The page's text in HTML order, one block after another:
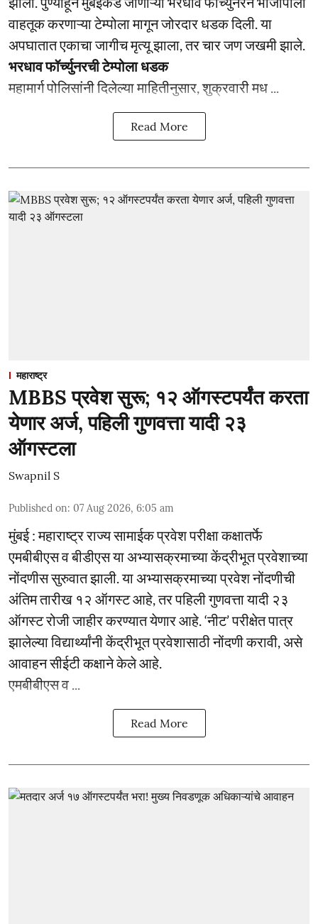
वाहतूक करणाऱ्या टेम्पोला मागून जोरदार धडक दिली. या
अपघातात एकाचा जागीच मृत्यू झाला, तर चार जण जखमी झाले.
भरधाव फॉर्च्युनरची टेम्पोला धडक
महामार्ग पोलिसांनी दिलेल्या माहितीनुसार, शुक्रवारी मध ...
Read More
महाराष्ट्र
MBBS प्रवेश सुरू; १२ ऑगस्टपर्यंत करता
येणार अर्ज, पहिली गुणवत्ता यादी २३
ऑगस्टला
Swapnil S
Published on: 07 Aug 2026, 6:05 am
मुंबई : महाराष्ट्र राज्य सामाईक प्रवेश परीक्षा कक्षातर्फे
एमबीबीएस व बीडीएस या अभ्यासक्रमाच्या केंद्रीभूत प्रवेशाच्या
नोंदणीस सुरुवात झाली. या अभ्यासक्रमाच्या प्रवेश नोंदणीची
अंतिम तारीख १२ ऑगस्ट आहे, तर पहिली गुणवत्ता यादी २३
ऑगस्ट रोजी जाहीर करण्यात येणार आहे. ‘नीट’ परीक्षेत पात्र
झालेल्या विद्यार्थ्यांनी केंद्रीभूत प्रवेशासाठी नोंदणी करावी, असे
आवाहन सीईटी कक्षाने केले आहे.
एमबीबीएस व ...
Read More